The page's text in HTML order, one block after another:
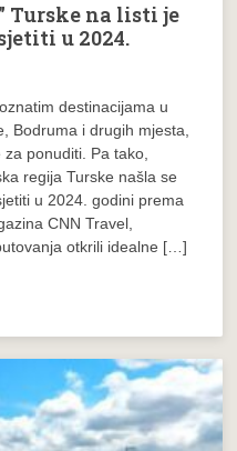
Turske na listi je
u 2024.
destinacijama u
Bodruma i drugih mjesta,
ponuditi. Pa tako,
regija Turske našla se
u 2024. godini prema
CNN Travel,
otkrili idealne […]